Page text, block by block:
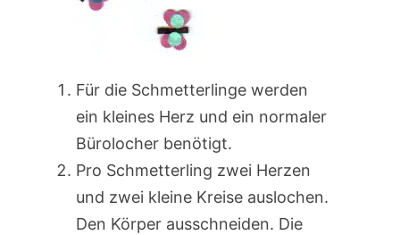
Für die Schmetterlinge werden
ein kleines Herz und ein normaler
Bürolocher benötigt.
Pro Schmetterling zwei Herzen
und zwei kleine Kreise auslochen.
Den Körper ausschneiden. Die